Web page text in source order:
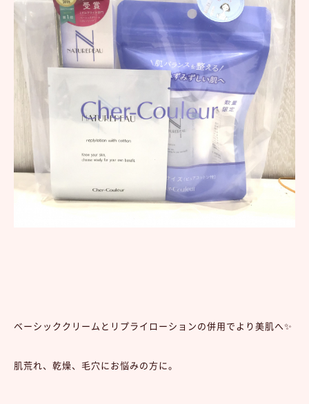
ベーシッククリームとリプライローションの併用でより美肌へ✨
肌荒れ、乾燥、毛穴にお悩みの方に。